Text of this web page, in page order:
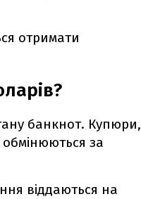
отримати
банкнот. Купюри,
за
віддаються на